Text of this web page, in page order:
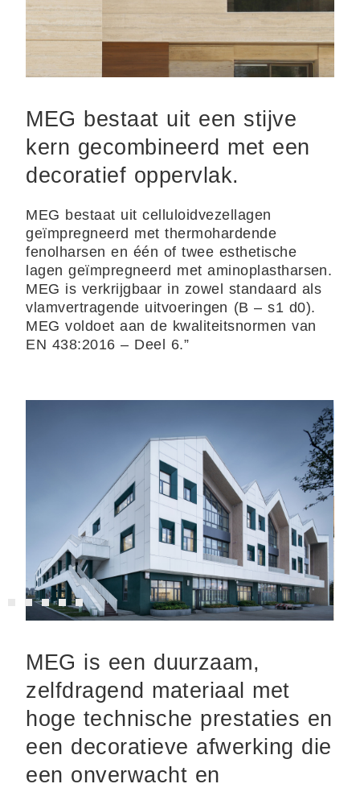
MEG bestaat uit een stijve
kern gecombineerd met een
decoratief oppervlak.
MEG bestaat uit celluloidvezellagen
geïmpregneerd met thermohardende
fenolharsen en één of twee esthetische
lagen geïmpregneerd met aminoplastharsen.
MEG is verkrijgbaar in zowel standaard als
vlamvertragende uitvoeringen (B – s1 d0).
MEG voldoet aan de kwaliteitsnormen van
EN 438:2016 – Deel 6.”
MEG is een duurzaam,
zelfdragend materiaal met
hoge technische prestaties en
een decoratieve afwerking die
een onverwacht en